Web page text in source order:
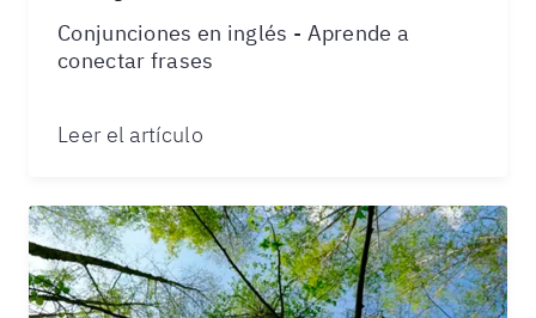
Conjunciones en inglés - Aprende a
conectar frases
Leer el artículo